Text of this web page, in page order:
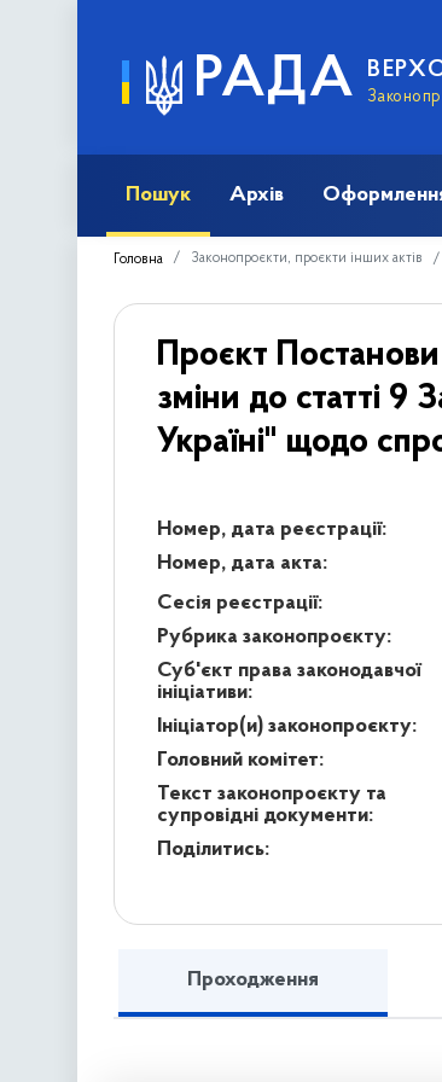
РАДА
Пошук Архів
Головна Законопроєкти, проєкти інших актів
Проєкт
зміни до статті 9
Україні" щодо
Номер, дата реєстрації:
Номер, дата акта:
Сесія реєстрації:
Рубрика законопроєкту:
Суб'єкт права законодавчої
ініціативи:
Ініціатор(и) законопроєкту:
Головний комітет:
Текст законопроєкту та
супровідні документи:
Поділитись:
Проходження